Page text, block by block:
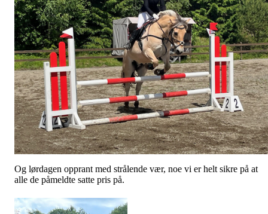
Og lørdagen opprant med strålende vær, noe vi er helt sikre på at
alle de påmeldte satte pris på.